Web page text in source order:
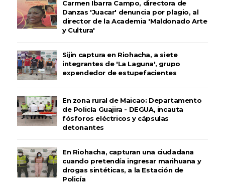
Carmen Ibarra Campo, directora de
Danzas 'Juacar' denuncia por plagio, al
director de la Academia 'Maldonado Arte
y Cultura'
Sijin captura en Riohacha, a siete
integrantes de 'La Laguna', grupo
expendedor de estupefacientes
En zona rural de Maicao: Departamento
de Policía Guajira - DEGUA, incauta
fósforos eléctricos y cápsulas
detonantes
En Riohacha, capturan una ciudadana
cuando pretendía ingresar marihuana y
drogas sintéticas, a la Estación de
Policía